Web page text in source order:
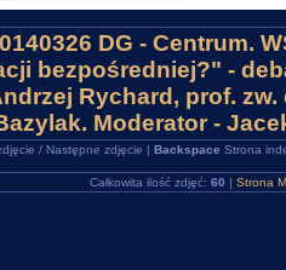
DG - Centrum.
bezpośredniej?" -
Rychard, prof.
Moderator -
/ Następne zdjęcie | Backspace Strona
Całkowita ilość zdjęć: 60 | Strona